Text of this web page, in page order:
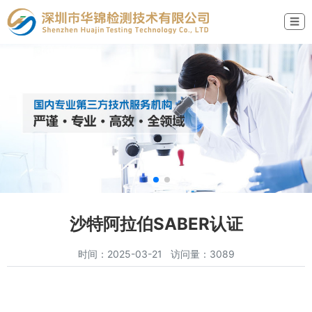
☰
沙特阿拉伯SABER认证
时间：2025-03-21 访问量：3089